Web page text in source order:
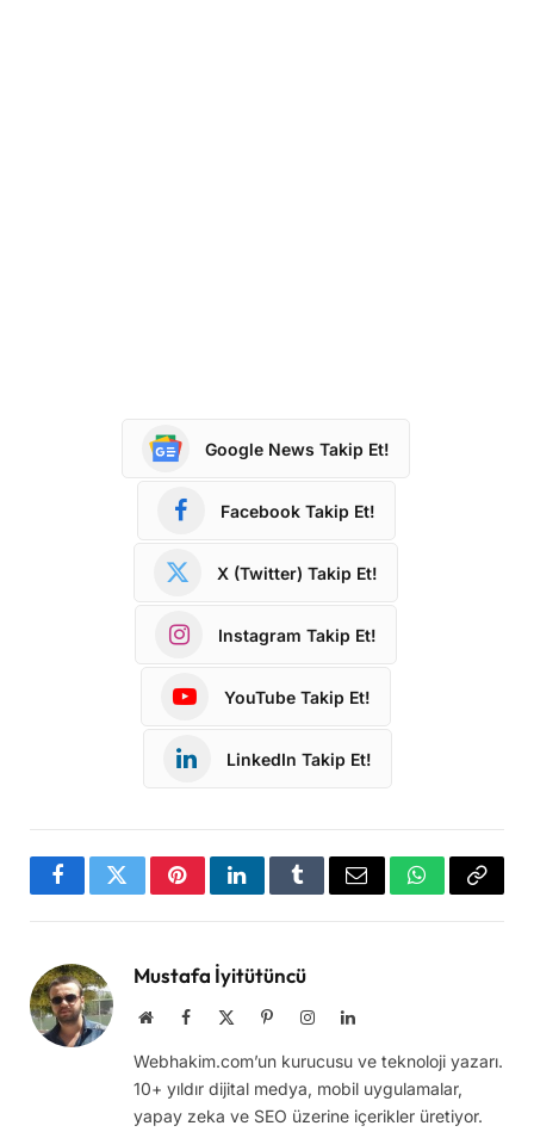
Google News Takip Et!
Facebook Takip Et!
X (Twitter) Takip Et!
Instagram Takip Et!
YouTube Takip Et!
LinkedIn Takip Et!
FacebookTwitterPinterestLinkedInTumblrEmail WhatsApp
Copy
Mustafa İyitütüncü
WebsiteFacebook PinterestInstagramLinkedIn
Webhakim.com’un kurucusu ve teknoloji yazarı.
10+ yıldır dijital medya, mobil uygulamalar,
yapay zeka ve SEO üzerine içerikler üretiyor.